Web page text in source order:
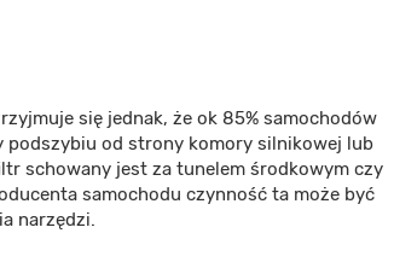
się jednak, że ok 85% samochodów
podszybiu od strony komory silnikowej lub
schowany jest za tunelem środkowym czy
samochodu czynność ta może być
narzędzi.